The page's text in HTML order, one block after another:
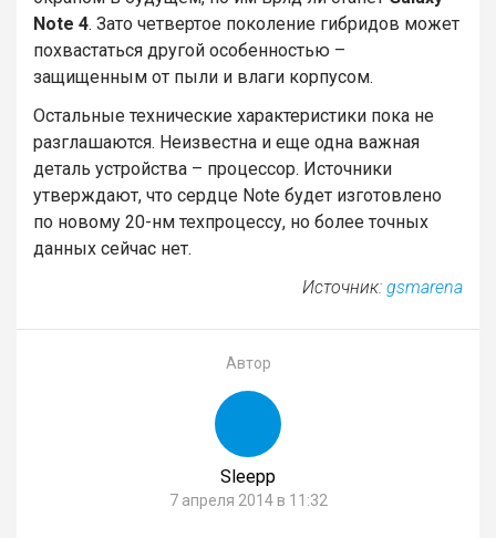
Note 4. Зато четвертое поколение гибридов может
похвастаться другой особенностью –
защищенным от пыли и влаги корпусом.
Остальные технические характеристики пока не
разглашаются. Неизвестна и еще одна важная
деталь устройства – процессор. Источники
утверждают, что сердце Note будет изготовлено
по новому 20-нм техпроцессу, но более точных
данных сейчас нет.
Источник: gsmarena
Автор
Sleepp
7 апреля 2014 в 11:32